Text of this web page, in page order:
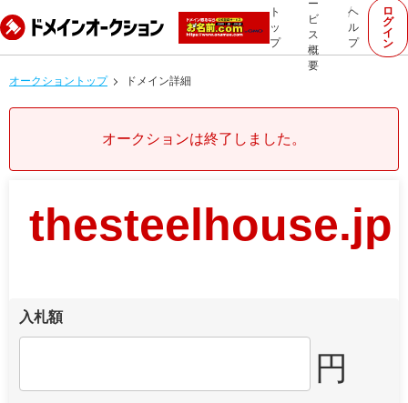
ト
ッ
プ
ー
ビ
ス
概
要
ヘ
ル
プ
ロ
グ
イ
ン
オークショントップ ドメイン詳細
オークションは終了しました。
thesteelhouse.jp
入札額
円